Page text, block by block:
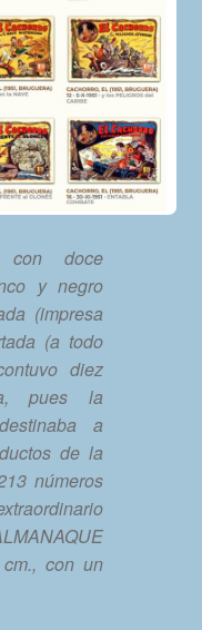
con doce
y negro
(impresa
(a todo
diez
pues la
a
de la
números
con un